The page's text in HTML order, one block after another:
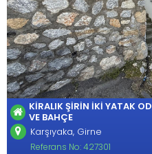
KIRALIK ŞIRIN İKI YATAK
VE BAHÇE
Karşıyaka, Girne
Referans No: 427301